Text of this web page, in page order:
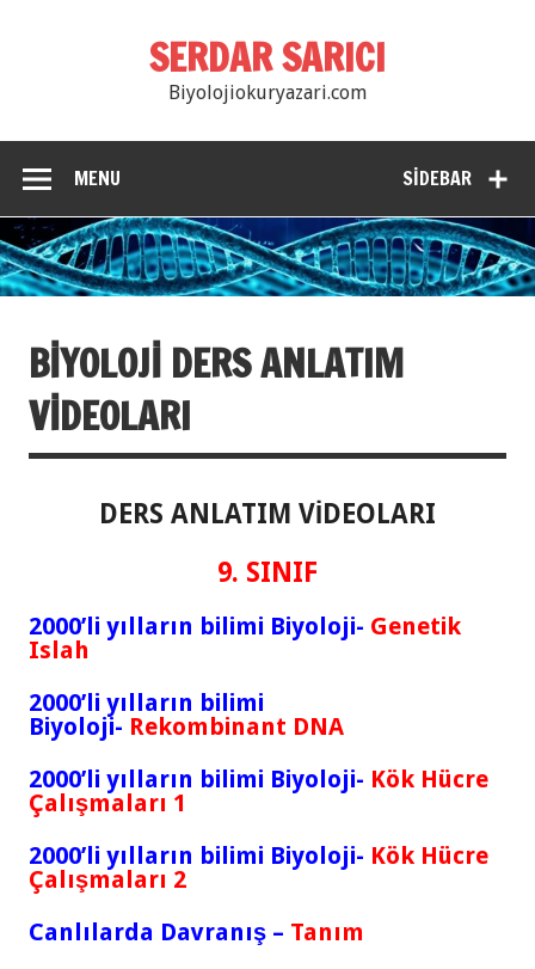
SERDAR SARICI
Biyolojiokuryazari.com
SIDEBAR
MENU
BİYOLOJİ DERS ANLATIM
VİDEOLARI
DERS ANLATIM VİDEOLARI
9. SINIF
2000’li yılların bilimi Biyoloji- Genetik
Islah
2000’li yılların bilimi
Biyoloji- Rekombinant DNA
2000’li yılların bilimi Biyoloji- Kök Hücre
Çalışmaları 1
2000’li yılların bilimi Biyoloji- Kök Hücre
Çalışmaları 2
Canlılarda Davranış – Tanım